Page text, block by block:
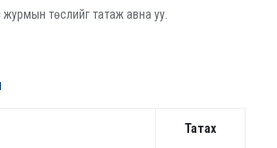
журмын төслийг татаж авна уу.
Татах